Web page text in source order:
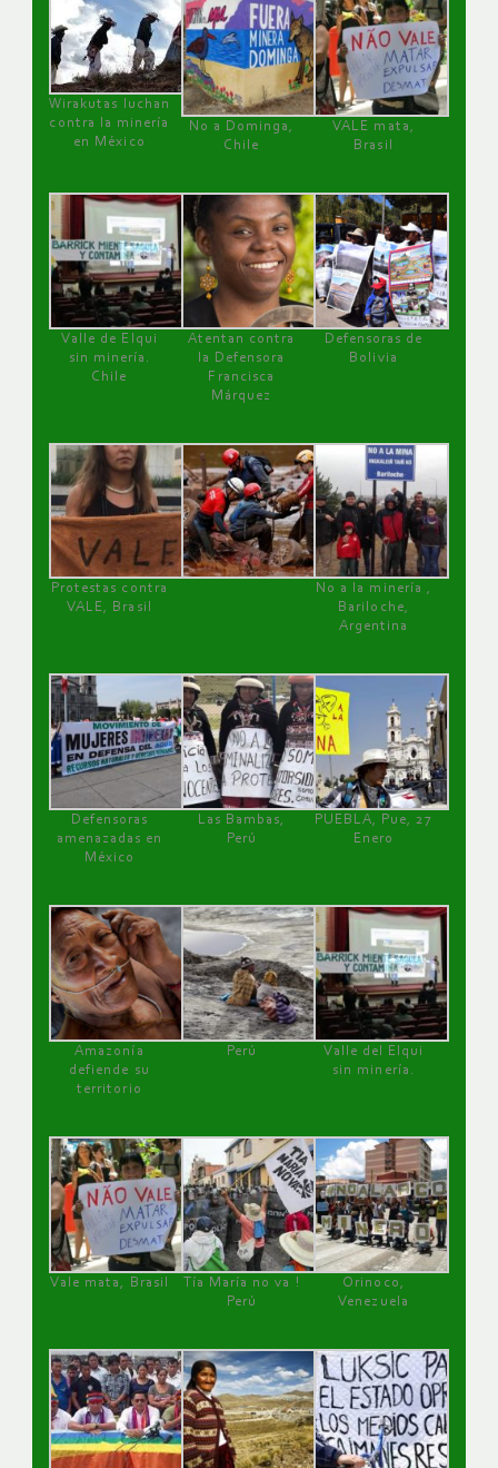
Wirakutas luchan
contra la minería
en México
No a Dominga,
Chile
VALE mata,
Brasil
Valle de Elqui
sin minería.
Chile
Atentan contra
la Defensora
Francisca
Márquez
Defensoras de
Bolivia
Protestas contra
VALE, Brasil
No a la minería ,
Bariloche,
Argentina
Defensoras
amenazadas en
México
Las Bambas,
Perú
PUEBLA, Pue, 27
Enero
Amazonía
defiende su
territorio
Perú
Valle del Elqui
sin minería.
Vale mata, Brasil
Tía María no va !
Perú
Orinoco,
Venezuela